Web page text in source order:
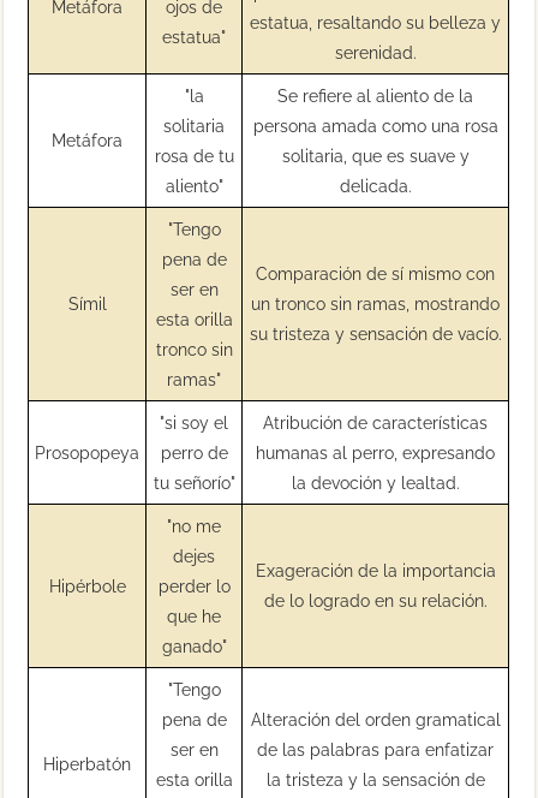
Metáfora
ojos de
estatua"
estatua, resaltando su belleza y
serenidad.
Metáfora
"la
solitaria
rosa de tu
aliento"
Se refiere al aliento de la
persona amada como una rosa
solitaria, que es suave y
delicada.
Símil
"Tengo
pena de
ser en
esta orilla
tronco sin
ramas"
Comparación de sí mismo con
un tronco sin ramas, mostrando
su tristeza y sensación de vacío.
Prosopopeya
"si soy el
perro de
tu señorío"
Atribución de características
humanas al perro, expresando
la devoción y lealtad.
Hipérbole
"no me
dejes
perder lo
que he
ganado"
Exageración de la importancia
de lo logrado en su relación.
Hiperbatón
"Tengo
pena de
ser en
esta orilla
Alteración del orden gramatical
de las palabras para enfatizar
la tristeza y la sensación de